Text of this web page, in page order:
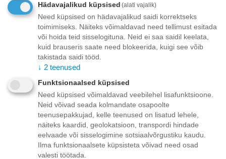
Fypryst 402 mg lahus naha peale tilgutamiseks koertele
Üks pipett (4,02 ml) sisaldab Toimeaine: Fiproniil 402 mg
Kirpude (Ctenocephalides felis) ja puukide (Rhipicephalus liigid,
Dermacentor liigid, Ixodes liigid) invasiooni ravi ja ennetamine
koertel. Allergia kirbumürgi suhtes, ravi ja kontroll koertel
(allergia kirbumürgile). Koeralestade (Trichodectes canis)
invasiooni ennetamine ja ravi koertel.
Üks 4,02 ml pipett naha peale tilgutamiseks on mõeldud
koertele, kelle keha kaal on üle 40 kg, kuid mitte rohkem kui 60
Kui koer kaalub üle 60 kg, kasutada ühe 4,02 ml pipeti ja
lisaks sobiva väiksema doosiga pipeti.
Hädavajalikud küpsised (alati vajalik)
Need küpsised on hädavajalikud saidi korrektseks
toimimiseks. Näiteks võimaldavad need tellimust esitada
või hoida teid sisselogituna. Neid ei saa saidil keelata,
kuid brauseris saate need blokeerida, kuigi see võib
takistada saidi tööd.
↓ 2 teenused
Funktsionaalsed küpsised
Need küpsised võimaldavad veebilehel lisafunktsioone.
Neid võivad seada kolmandate osapoolte
teenusepakkujad, kelle teenused on lisatud lehele,
näiteks kaardid, geolokatsioon, transpordi hindade
eelvaade või sisselogimine sotsiaalvõrgustiku kaudu.
Ilma funktsionaalsete küpsisteta võivad need osad
valesti töötada.